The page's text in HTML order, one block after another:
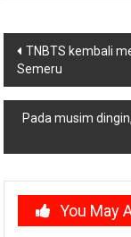
Post
navigation
TNBTS kembali
Semeru
Pada musim
You May